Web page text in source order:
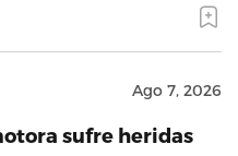
Ago 7, 2026
sufre heridas